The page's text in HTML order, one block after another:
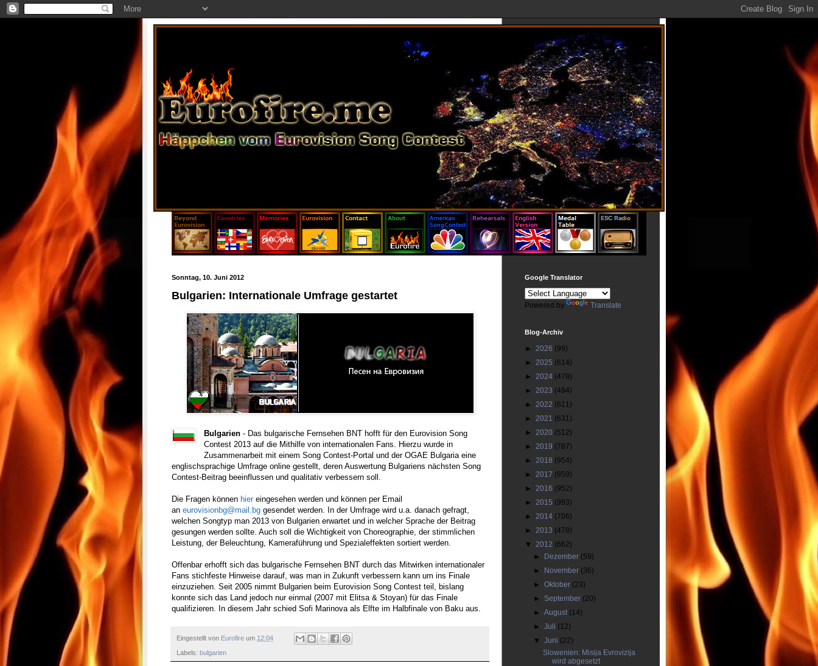
Sonntag, 10. Juni 2012
Bulgarien: Internationale Umfrage gestartet
Bulgarien- Das bulgarische Fernsehen BNT hofft für den Eurovision Song
Contest 2013 auf die Mithilfe von internationalen Fans. Hierzu wurde in
Zusammenarbeit mit einem Song Contest-Portal und der OGAE Bulgaria eine
englischsprachige Umfrage online gestellt, deren Auswertung Bulgariens nächsten Song
Contest-Beitrag beeinflussen und qualitativ verbessern soll.
Die Fragen können hier eingesehen werden und können per Email
an eurovisionbg@mail.bg gesendet werden. In der Umfrage wird u.a. danach gefragt,
welchen Songtyp man 2013 von Bulgarien erwartet und in welcher Sprache der Beitrag
gesungen werden sollte. Auch soll die Wichtigkeit von Choreographie, der stimmlichen
Leistung, der Beleuchtung, Kameraführung und Spezialeffekten sortiert werden.
Offenbar erhofft sich das bulgarische Fernsehen BNT durch das Mitwirken internationaler
Fans stichfeste Hinweise darauf, was man in Zukunft verbessern kann um ins Finale
einzuziehen. Seit 2005 nimmt Bulgarien beim Eurovision Song Contest teil, bislang
konnte sich das Land jedoch nur einmal (2007 mit Elitsa & Stoyan) für das Finale
qualifizieren. In diesem Jahr schied Sofi Marinova als Elfte im Halbfinale von Baku aus.
Eingestellt von Eurofire um 12:04
Labels: bulgarien
Google Translator
Powered by Translate
Blog-Archiv
► 2026 (99)
► 2025 (614)
► 2024 (478)
► 2023 (494)
► 2022 (611)
► 2021 (631)
► 2020 (512)
► 2019 (787)
► 2018 (954)
► 2017 (959)
► 2016 (952)
► 2015 (993)
► 2014 (706)
► 2013 (478)
▼ 2012 (662)
►
Dezember (59)
►
November (36)
►Oktober (23)
► September (20)
►August (14)
►Juli (12)
▼Juni (22)
Slowenien: Misija Evrovizija
wird abgesetzt